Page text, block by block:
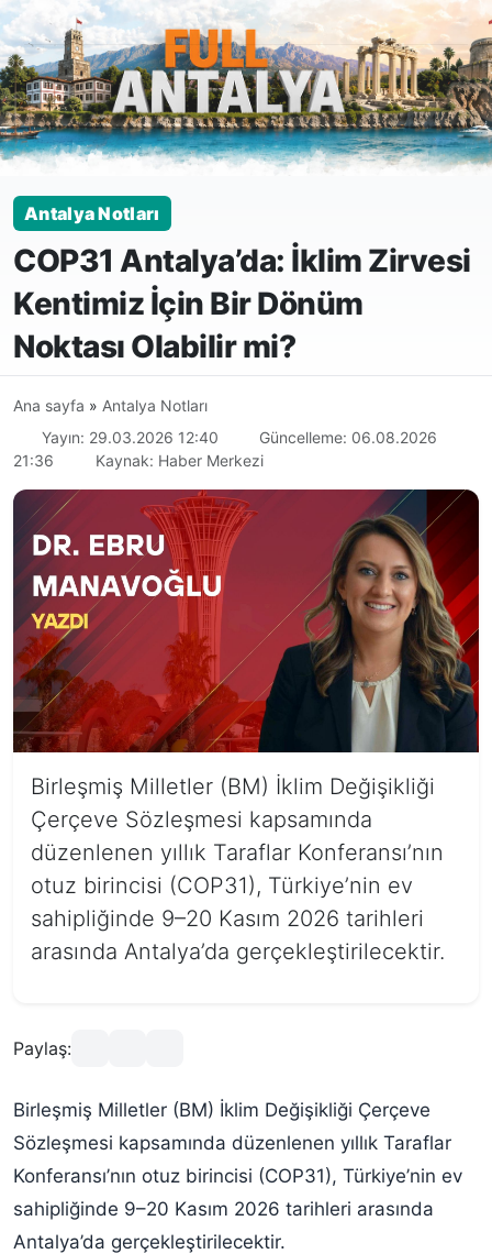
Antalya Notları
COP31 Antalya’da: İklim Zirvesi
Kentimiz İçin Bir Dönüm
Noktası Olabilir mi?
Ana sayfa » Antalya Notları
Yayın: 29.03.2026 12:40
Güncelleme: 06.08.2026
21:36
Kaynak: Haber Merkezi
Birleşmiş Milletler (BM) İklim Değişikliği
Çerçeve Sözleşmesi kapsamında
düzenlenen yıllık Taraflar Konferansı’nın
otuz birincisi (COP31), Türkiye’nin ev
sahipliğinde 9–20 Kasım 2026 tarihleri
arasında Antalya’da gerçekleştirilecektir.
Paylaş:
Birleşmiş Milletler (BM) İklim Değişikliği Çerçeve
Sözleşmesi kapsamında düzenlenen yıllık Taraflar
Konferansı’nın otuz birincisi (COP31), Türkiye’nin ev
sahipliğinde 9–20 Kasım 2026 tarihleri arasında
Antalya’da gerçekleştirilecektir.